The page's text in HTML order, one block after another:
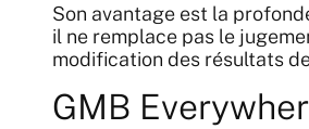
Son avantage est la
il ne remplace pas le
modification des résultats
GMB